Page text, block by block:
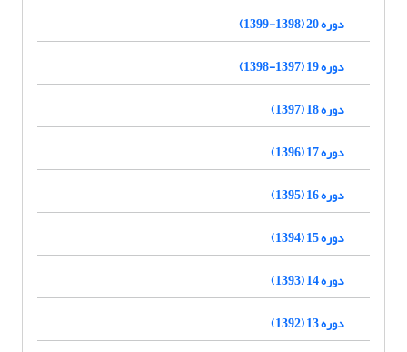
دوره 20 (1398-1399)
دوره 19 (1397-1398)
دوره 18 (1397)
دوره 17 (1396)
دوره 16 (1395)
دوره 15 (1394)
دوره 14 (1393)
دوره 13 (1392)